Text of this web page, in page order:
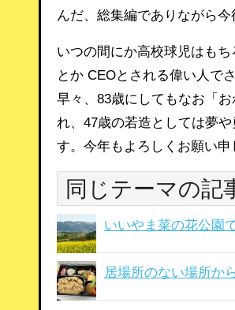
んだ、総集編でありながら今
いつの間にか高校球児はも
とか CEOとされる偉い人で
早々、83歳にしてもなお「
れ、47歳の若造としては夢
す。今年もよろしくお願い申
同じテーマの記
いいやま菜の花公園
居場所のない場所か